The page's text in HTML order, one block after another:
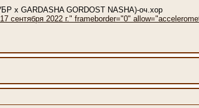
x GARDASHA GORDOST NASHA)-оч.хор
2022 г." frameborder="0"